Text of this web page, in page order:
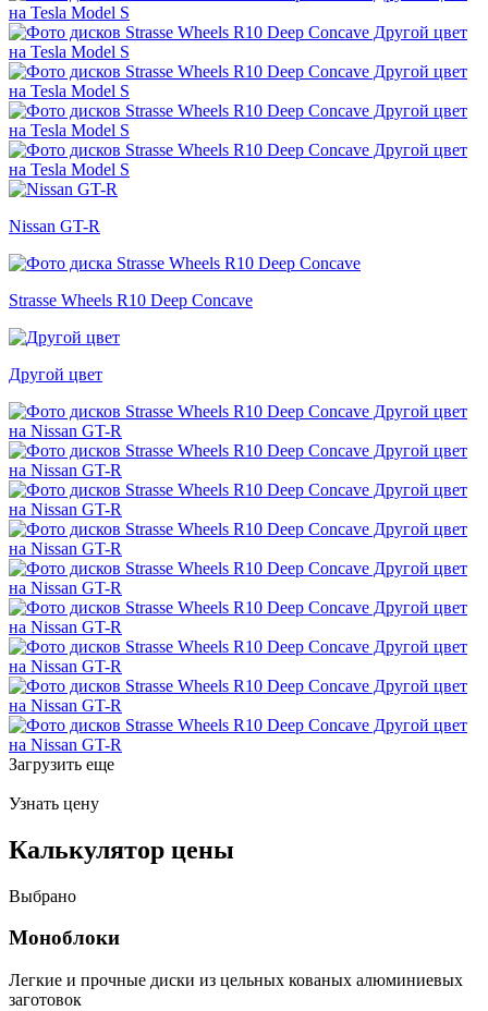
Nissan GT-R
Strasse Wheels R10 Deep Concave
Другой цвет
Загрузить еще
Узнать цену
Калькулятор цены
Выбрано
Моноблоки
Легкие и прочные диски из цельных кованых алюминиевых
заготовок